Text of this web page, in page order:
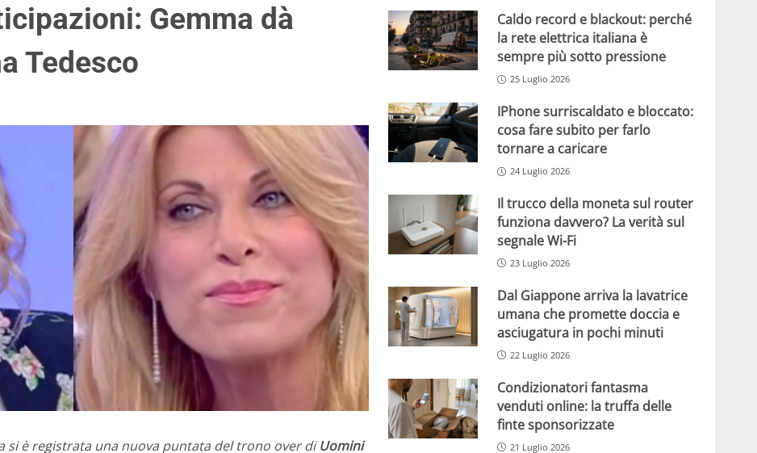
Gemma dà
Tedesco
si è registrata una nuova puntata del trono over diUomini
Caldo record e blackout: perché
la rete elettrica italiana è
sempre più sotto pressione
25 Luglio 2026
IPhone surriscaldato e bloccato:
cosa fare subito per farlo
tornare a caricare
24 Luglio 2026
Il trucco della moneta sul router
funziona davvero? La verità sul
segnale Wi-Fi
23 Luglio 2026
Dal Giappone arriva la lavatrice
umana che promette doccia e
asciugatura in pochi minuti
22 Luglio 2026
Condizionatori fantasma
venduti online: la truffa delle
finte sponsorizzate
21 Luglio 2026